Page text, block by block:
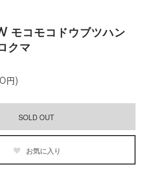
コモコドウブツハン
クマ
円)
SOLD OUT
お気に入り